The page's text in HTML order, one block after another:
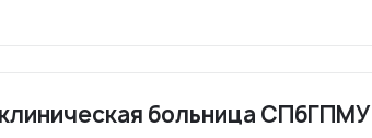
больница СПбГПМУ